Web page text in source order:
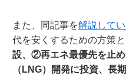
また、同記事を解説して
代を安くするための方策と
設、②再エネ最優先を止
（LNG）開発に投資、長